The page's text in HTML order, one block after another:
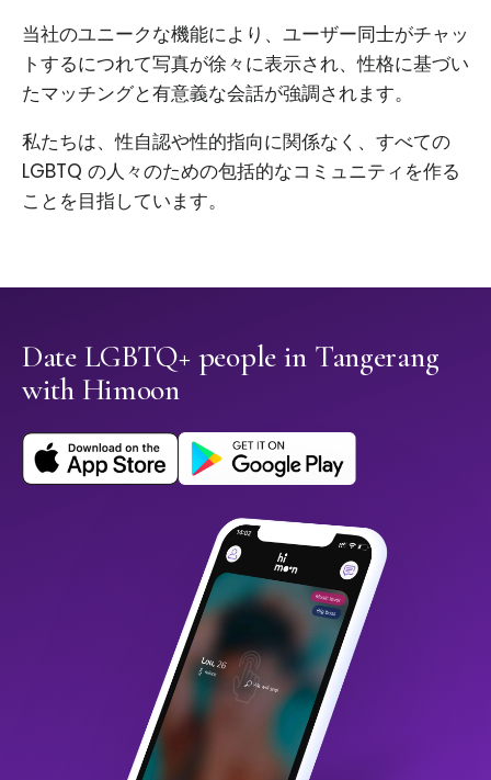
当社のユニークな機能により、ユーザー同士がチャッ
トするにつれて写真が徐々に表示され、性格に基づい
たマッチングと有意義な会話が強調されます。
私たちは、性自認や性的指向に関係なく、すべての
LGBTQ の人々のための包括的なコミュニティを作る
ことを目指しています。
Date LGBTQ+ people in Tangerang
with Himoon